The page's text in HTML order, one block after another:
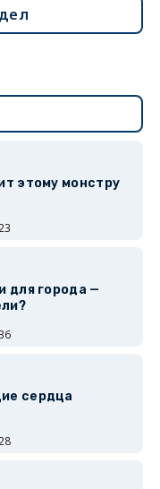
этому монстру
для города —
сердца